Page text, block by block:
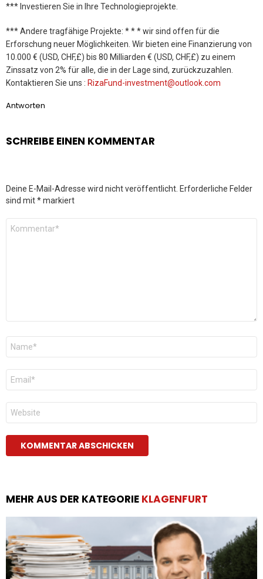
*** Investieren Sie in Ihre Technologieprojekte.
*** Andere tragfähige Projekte: * * * wir sind offen für die
Erforschung neuer Möglichkeiten. Wir bieten eine Finanzierung von
10.000 € (USD, CHF,£) bis 80 Milliarden € (USD, CHF,£) zu einem
Zinssatz von 2% für alle, die in der Lage sind, zurückzuzahlen.
Kontaktieren Sie uns : RizaFund-investment@outlook.com
Antworten
SCHREIBE EINEN KOMMENTAR
Deine E-Mail-Adresse wird nicht veröffentlicht. Erforderliche Felder
sind mit*markiert
Kommentar
Name
E-
Mail
*
Website
MEHR AUS DER KATEGORIE KLAGENFURT